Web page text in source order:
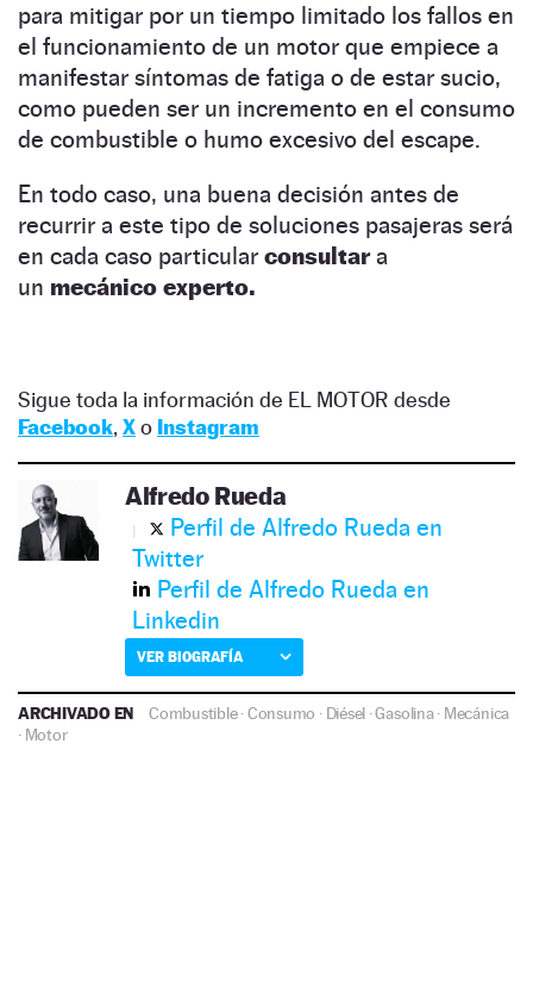
para mitigar por un tiempo limitado los fallos en
el funcionamiento de un motor que empiece a
manifestar síntomas de fatiga o de estar sucio,
como pueden ser un incremento en el consumo
de combustible o humo excesivo del escape.
En todo caso, una buena decisión antes de
recurrir a este tipo de soluciones pasajeras será
en cada caso particular consultara
un mecánico experto.
Sigue toda la información de EL MOTOR desde
Facebook, Xo Instagram
Alfredo Rueda
Perfil de Alfredo Rueda en
Twitter
Perfil de Alfredo Rueda en
Linkedin
VER BIOGRAFÍA
ARCHIVADO EN Combustible·Consumo · Diésel ·Gasolina· Mecánica
· Motor